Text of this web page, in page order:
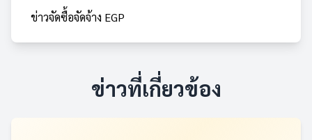
ข่าวจัดซื้อจัดจ้าง EGP
ข่าวที่เกี่ยวข้อง